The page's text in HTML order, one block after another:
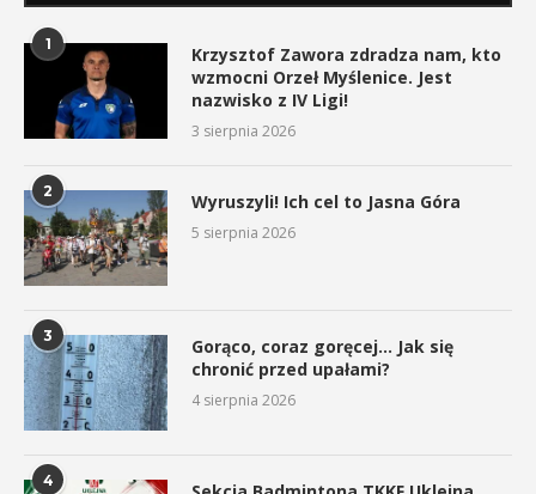
1
Krzysztof Zawora zdradza nam, kto
wzmocni Orzeł Myślenice. Jest
nazwisko z IV Ligi!
3 sierpnia 2026
2 Wyruszyli! Ich cel to Jasna Góra
5 sierpnia 2026
3
Gorąco, coraz goręcej… Jak się
chronić przed upałami?
4 sierpnia 2026
4